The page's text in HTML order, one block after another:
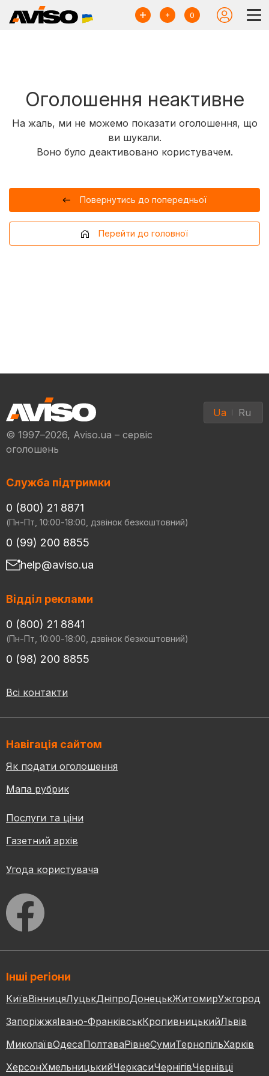
0
Оголошення неактивне
На жаль, ми не можемо показати оголошення, що
ви шукали.
Воно було деактивовано користувачем.
Повернутись до попередньої
Перейти до головної
© 1997–2026, Aviso.ua – сервіс
оголошень
Ua Ru
Служба підтримки
0 (800) 21 8871
(Пн-Пт, 10:00-18:00, дзвінок безкоштовний)
0 (99) 200 8855
help@aviso.ua
Відділ реклами
0 (800) 21 8841
(Пн-Пт, 10:00-18:00, дзвінок безкоштовний)
0 (98) 200 8855
Всі контакти
Навігація сайтом
Як подати оголошення
Мапа рубрик
Послуги та ціни
Газетний архів
Угода користувача
Інші регіони
КиївВінницяЛуцькДніпроДонецькЖитомирУжгород
ЗапоріжжяІвано-ФранківськКропивницькийЛьвів
МиколаївОдесаПолтаваРівнеСумиТернопільХарків
ХерсонХмельницькийЧеркасиЧернігівЧернівці